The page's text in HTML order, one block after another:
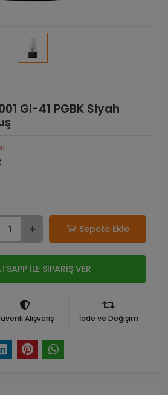
GI-41 PGBK Siyah
Sepete Ekle
İLE SİPARİŞ VER
Alışveriş İade ve Değişim